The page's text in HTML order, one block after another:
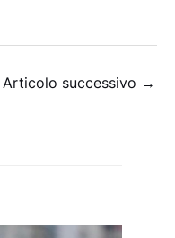
Articolo successivo →